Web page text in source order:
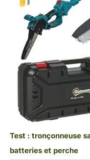
Test : tronçonneuse
batteries et perche